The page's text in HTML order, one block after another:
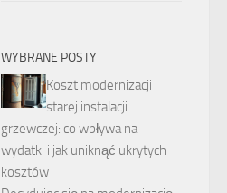
WYBRANE POSTY
Koszt modernizacji
starej instalacji
grzewczej: co wpływa na
wydatki i jak uniknąć ukrytych
kosztów